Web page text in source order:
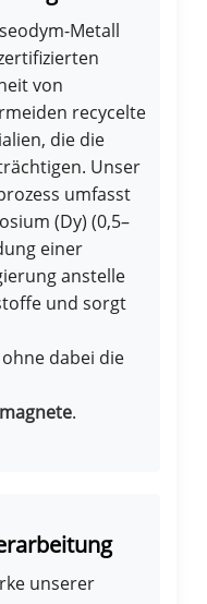
Metall
von
recycelte
die die
Unser
umfasst
(Dy) (0,5–
einer
anstelle
und sorgt
dabei die
.
unserer